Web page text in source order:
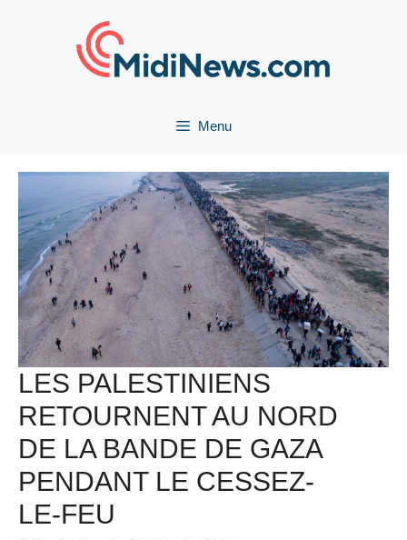
Menu
LES PALESTINIENS
RETOURNENT AU NORD
DE LA BANDE DE GAZA
PENDANT LE CESSEZ-
LE-FEU